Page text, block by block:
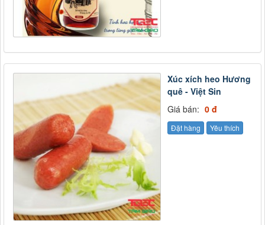
Xúc xích heo Hương
quê - Việt Sin
Giá bán: 0 đ
Đặt hàng Yêu thích